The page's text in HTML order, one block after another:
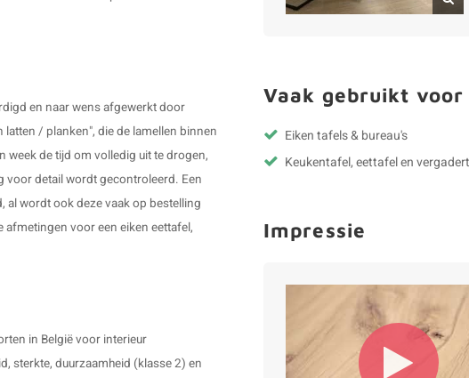
en naar wens afgewerkt door
/ planken", die de lamellen binnen
week de tijd om volledig uit te drogen,
voor detail wordt gecontroleerd. Een
al wordt ook deze vaak op bestelling
voor een eiken eettafel,
in België voor interieur
sterkte, duurzaamheid (klasse 2) en
Vaak gebruikt voor
Eiken tafels & bureau's
Keukentafel, eettafel en
Impressie